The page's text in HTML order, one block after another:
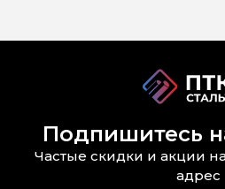
Подпишитесь
Частые скидки и акции
адрес